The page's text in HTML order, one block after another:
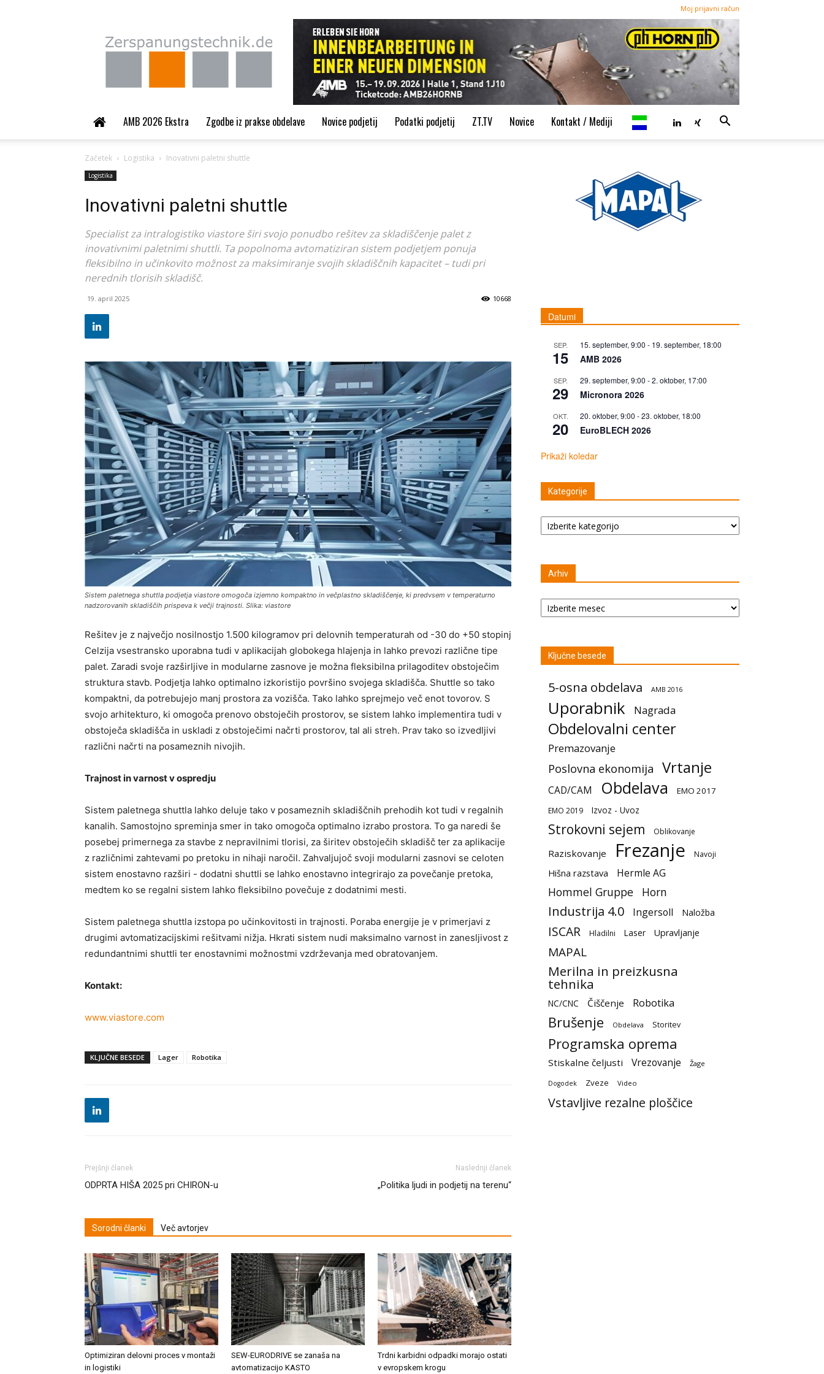
Moj prijavni račun
Zerspanungstechnik.de
AMB 2026 Ekstra Zgodbe iz prakse obdelave Novice podjetij Podatki podjetij ZT.TV Novice Kontakt / Mediji
Začetek Logistika Inovativni paletni shuttle
Logistika
Inovativni paletni shuttle
Specialist za intralogistiko viastore širi svojo ponudbo rešitev za skladiščenje palet z
inovativnimi paletnimi shuttli. Ta popolnoma avtomatiziran sistem podjetjem ponuja
fleksibilno in učinkovito možnost za maksimiranje svojih skladiščnih kapacitet – tudi pri
nerednih tlorisih skladišč.
19. april 2025 10668
Sistem paletnega shuttla podjetja viastore omogoča izjemno kompaktno in večplastno skladiščenje, ki predvsem v temperaturno
nadzorovanih skladiščih prispeva k večji trajnosti. Slika: viastore
Rešitev je z največjo nosilnostjo 1.500 kilogramov pri delovnih temperaturah od -30 do +50 stopinj
Celzija vsestransko uporabna tudi v aplikacijah globokega hlajenja in lahko prevozi različne tipe
palet. Zaradi svoje razširljive in modularne zasnove je možna fleksibilna prilagoditev obstoječim
struktura stavb. Podjetja lahko optimalno izkoristijo površino svojega skladišča. Shuttle so tako
kompaktni, da potrebujejo manj prostora za vozišča. Tako lahko sprejmejo več enot tovorov. S
svojo arhitekturo, ki omogoča prenovo obstoječih prostorov, se sistem lahko implementira tudi v
obstoječa skladišča in uskladi z obstoječimi načrti prostorov, tal ali streh. Prav tako so izvedljivi
različni načrti na posameznih nivojih.
Trajnost in varnost v ospredju
Sistem paletnega shuttla lahko deluje tako v posameznih skladiščnih prehodih kot tudi v regalnih
kanalih. Samostojno spreminja smer in tako omogoča optimalno izrabo prostora. To ga naredi še
posebej primernega za stavbe z nepravilnimi tlorisi, za širitev obstoječih skladišč ter za aplikacije
z različnimi zahtevami po pretoku in nihaji naročil. Zahvaljujoč svoji modularni zasnovi se celoten
sistem enostavno razširi - dodatni shuttli se lahko enostavno integrirajo za povečanje pretoka,
medtem ko se regalni sistem lahko fleksibilno povečuje z dodatnimi mesti.
Sistem paletnega shuttla izstopa po učinkovitosti in trajnosti. Poraba energije je v primerjavi z
drugimi avtomatizacijskimi rešitvami nižja. Hkrati sistem nudi maksimalno varnost in zanesljivost z
redundantnimi shuttli ter enostavnimi možnostmi vzdrževanja med obratovanjem.
Kontakt:
www.viastore.com
KLJUČNE BESEDE Lager Robotika
Prejšnji članek
ODPRTA HIŠA 2025 pri CHIRON-u
Naslednji članek
„Politika ljudi in podjetij na terenu“
Sorodni članki Več avtorjev
Optimiziran delovni proces v montaži
in logistiki
SEW-EURODRIVE se zanaša na
avtomatizacijo KASTO
Trdni karbidni odpadki morajo ostati
v evropskem krogu
Datumi
SEP.
15
15. september, 9:00 - 19. september, 18:00
AMB 2026
SEP.
29
29. september, 9:00 -2. oktober, 17:00
Micronora 2026
OKT.
20
20. oktober, 9:00 -23. oktober, 18:00
EuroBLECH 2026
Prikaži koledar
Kategorije
Kategorije
Arhiv
Arhiv
Ključne besede
5-osna obdelava AMB 2016
Uporabnik Nagrada
Obdelovalni center
Premazovanje
Poslovna ekonomija Vrtanje
CAD/CAM Obdelava EMO 2017
EMO 2019 Izvoz - Uvoz
Strokovni sejem Oblikovanje
Raziskovanje Frezanje Navoji
Hišna razstava Hermle AG
Hommel Gruppe Horn
Industrija 4.0 Ingersoll Naložba
ISCAR Hladilni Laser Upravljanje
MAPAL
Merilna in preizkusna
tehnika
NC/CNC Čiščenje Robotika
Brušenje Obdelava Storitev
Programska oprema
Stiskalne čeljusti Vrezovanje Žage
Dogodek Zveze Video
Vstavljive rezalne ploščice